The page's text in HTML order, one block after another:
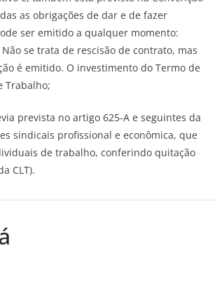
as obrigações de dar e de fazer
ser emitido a qualquer momento:
se trata de rescisão de contrato, mas
é emitido. O investimento do Termo de
Trabalho;
prevista no artigo 625-A e seguintes da
sindicais profissional e econômica, que
de trabalho, conferindo quitação
CLT).